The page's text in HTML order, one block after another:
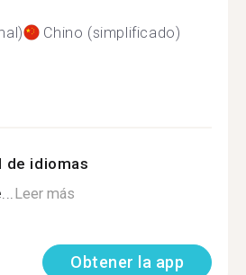
Chino (simplificado)
de idiomas
Leer más
Obtener la app